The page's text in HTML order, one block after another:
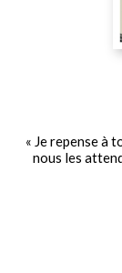
« Je repense à
nous les